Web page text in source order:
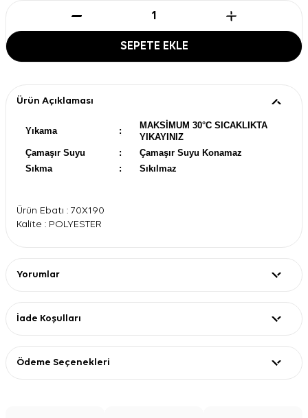
SEPETE EKLE
Ürün Açıklaması
Yıkama :
MAKSİMUM 30°C SICAKLIKTA
YIKAYINIZ
Çamaşır Suyu
:
Çamaşır Suyu Konamaz
Sıkma
: Sıkılmaz
Ürün Ebatı : 70X190
Kalite : POLYESTER
Yorumlar
İade Koşulları
Ödeme Seçenekleri